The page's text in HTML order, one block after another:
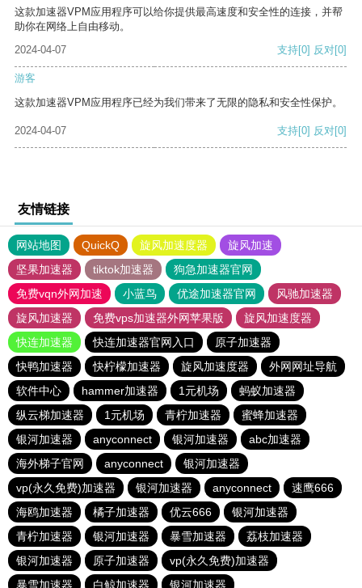
这款加速器VPM应用程序可以给你提供最高速度和安全性的连接，并帮
助你在网络上自由移动。
2024-04-07
支持[0] 反对[0]
游客
这款加速器VPM应用程序已经为我们带来了无限的隐私和安全性保护。
2024-04-07 支持[0] 反对[0]
友情链接
网站地图 QuickQ 旋风加速度器
旋风加速
坚果加速器
tiktok加速器
狗急加速器官网
免费vqn外网加速
小蓝鸟 优途加速器官网
风驰加速器
旋风加速器
免费vps加速器外网苹果版
旋风加速度器
快连加速器
快连加速器官网入口
原子加速器
快鸭加速器
快柠檬加速器 旋风加速度器
外网网址导航
软件中心
hammer加速器 1元机场
蚂蚁加速器
纵云梯加速器
1元机场 青柠加速器
蜜蜂加速器
银河加速器
anyconnect 银河加速器
abc加速器
海外梯子官网
anyconnect
银河加速器
vp(永久免费)加速器
银河加速器 anyconnect
速鹰666
海鸥加速器
橘子加速器 优云666
银河加速器
青柠加速器
银河加速器 暴雪加速器
荔枝加速器
银河加速器
原子加速器
vp(永久免费)加速器
暴雪加速器
白鲸加速器 银河加速器